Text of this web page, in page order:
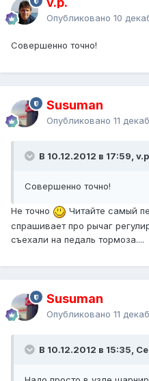
Опубликовано 10
Совершенно точно!
Susuman
Опубликовано 11
В 10.12.2012 в 17:59,
Совершенно точно!
Не точно
Читайте самый
спрашивает про рычаг
съехали на педаль тормоза....
Susuman
Опубликовано 11
В 10.12.2012 в 15:35,